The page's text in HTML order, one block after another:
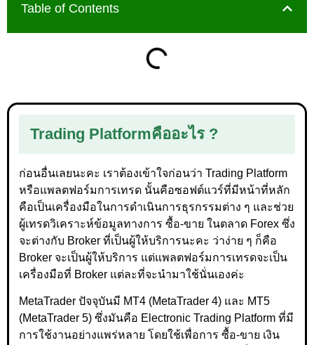
Table of Contents
Trading Platformคืออะไร ?
ก่อนอื่นเลยนะคะ เราต้องเข้าใจก่อนว่า Trading Platform
หรือแพลตฟอร์มการเทรด นั้นคือซอฟต์แวร์ที่มีหน้าที่หลัก
คือเป็นเครื่องมือในการดำเนินการธุรกรรมต่าง ๆ และช่วย
ผู้เทรดวิเคราะห์ข้อมูลทางการ ซื้อ-ขาย ในตลาด Forex ซึ่ง
จะต่างกับ Broker ที่เป็นผู้ให้บริการนะคะ ว่าง่าย ๆ ก็คือ
Broker จะเป็นผู้ให้บริการ แต่แพลตฟอร์มการเทรดจะเป็น
เครื่องมือที่ Broker แต่ละที่จะนำมาใช้นั่นเองค่ะ
MetaTrader ปัจจุบันมี MT4 (MetaTrader 4) และ MT5
(MetaTrader 5) ซึ่งมันคือ Electronic Trading Platform ที่มี
การใช้งานอย่างแพร่หลาย โดยใช้เพื่อการ ซื้อ-ขาย เงิน